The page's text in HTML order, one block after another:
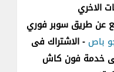
الاخري
عن طريق سوبر فوري
باص - الاشتراك فى
فى خدمة فون كاش